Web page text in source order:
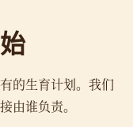
的生育计划。我们
由谁负责。